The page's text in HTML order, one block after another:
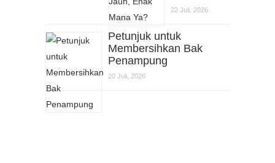
22 Juli, 2026
Petunjuk untuk
Membersihkan Bak
Penampung
20 Juli, 2026